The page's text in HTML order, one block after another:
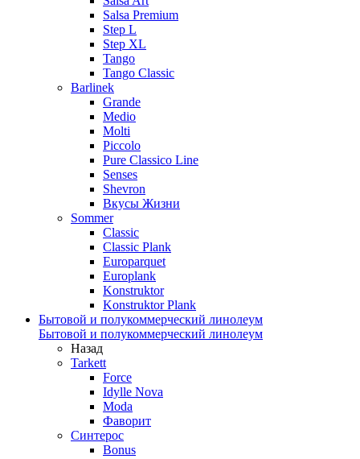
Salsa Premium
Step L
Step XL
Tango
Tango Classic
Barlinek
Grande
Medio
Molti
Piccolo
Pure Classico Line
Senses
Shevron
Вкусы Жизни
Sommer
Classic
Classic Plank
Europarquet
Europlank
Konstruktor
Konstruktor Plank
Бытовой и полукоммерческий линолеум
Бытовой и полукоммерческий линолеум
Назад
Tarkett
Force
Idylle Nova
Moda
Фаворит
Синтерос
Bonus